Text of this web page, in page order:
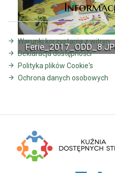
Warunki korzystania z witryn
Deklaracja dostępności
Polityka plików Cookie's
Ochrona danych osobowych